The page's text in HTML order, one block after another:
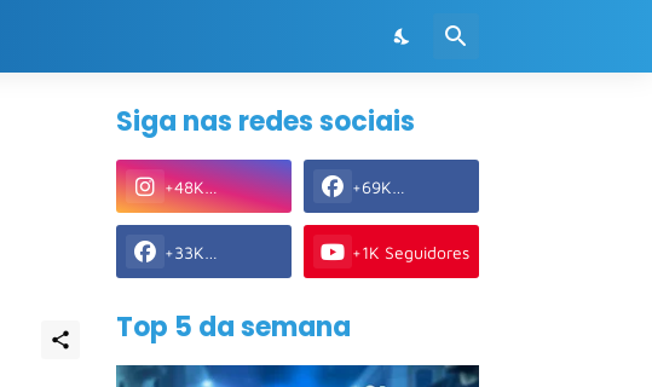
Siga nas redes sociais
+48K
Seguidores
+69K
Seguidores
+33K
Seguidores
+1K Seguidores
Top 5 da semana